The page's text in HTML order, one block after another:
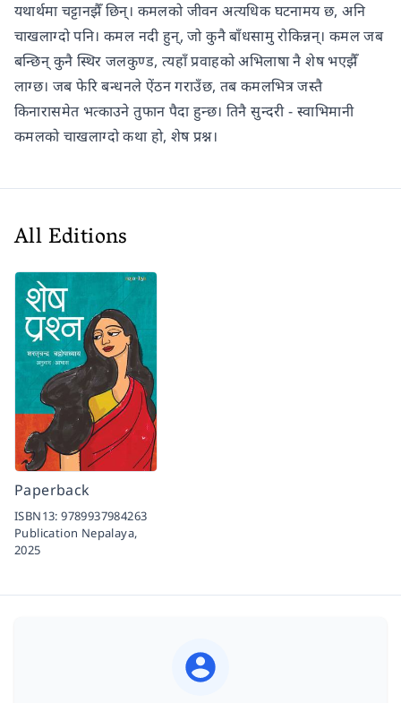
यथार्थमा चट्टानझैँ छिन्। कमलको जीवन अत्यधिक घटनामय छ, अनि
चाखलाग्दो पनि। कमल नदी हुन्, जो कुनै बाँधसामु रोकिन्नन्। कमल जब
बन्छिन् कुनै स्थिर जलकुण्ड, त्यहाँ प्रवाहको अभिलाषा नै शेष भएझैँ
लाग्छ। जब फेरि बन्धनले ऐंठन गराउँछ, तब कमलभित्र जस्तै
किनारासमेत भत्काउने तुफान पैदा हुन्छ। तिनै सुन्दरी - स्वाभिमानी
कमलको चाखलाग्दो कथा हो, शेष प्रश्न।
All Editions
Paperback
ISBN13:9789937984263
Publication Nepalaya,
2025